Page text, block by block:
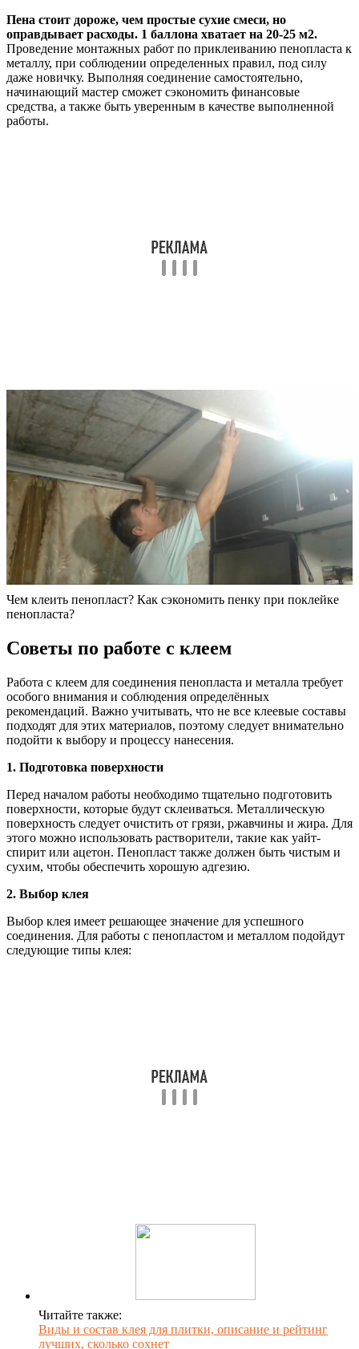
Пена стоит дороже, чем простые сухие смеси, но
оправдывает расходы. 1 баллона хватает на 20-25 м2.
Проведение монтажных работ по приклеиванию пенопласта к
металлу, при соблюдении определенных правил, под силу
даже новичку. Выполняя соединение самостоятельно,
начинающий мастер сможет сэкономить финансовые
средства, а также быть уверенным в качестве выполненной
работы.
Чем клеить пенопласт? Как сэкономить пенку при поклейке
пенопласта?
Советы по работе с клеем
Работа с клеем для соединения пенопласта и металла требует
особого внимания и соблюдения определённых
рекомендаций. Важно учитывать, что не все клеевые составы
подходят для этих материалов, поэтому следует внимательно
подойти к выбору и процессу нанесения.
1. Подготовка поверхности
Перед началом работы необходимо тщательно подготовить
поверхности, которые будут склеиваться. Металлическую
поверхность следует очистить от грязи, ржавчины и жира. Для
этого можно использовать растворители, такие как уайт-
спирит или ацетон. Пенопласт также должен быть чистым и
сухим, чтобы обеспечить хорошую адгезию.
2. Выбор клея
Выбор клея имеет решающее значение для успешного
соединения. Для работы с пенопластом и металлом подойдут
следующие типы клея:
Читайте также:
Виды и состав клея для плитки, описание и рейтинг
лучших, сколько сохнет